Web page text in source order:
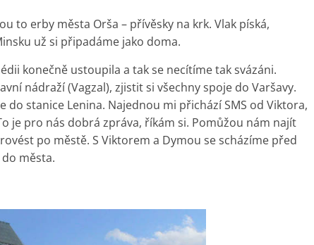
to erby města Orša – přívěsky na krk. Vlak píská,
už si připadáme jako doma.
konečně ustoupila a tak se necítíme tak svázáni.
nádraží (Vagzal), zjistit si všechny spoje do Varšavy.
stanice Lenina. Najednou mi přichází SMS od Viktora,
je pro nás dobrá zpráva, říkám si. Pomůžou nám najít
po městě. S Viktorem a Dymou se scházíme před
města.